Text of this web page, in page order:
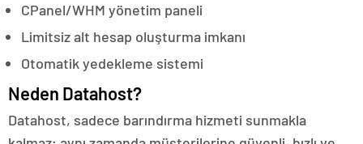
CPanel/WHM yönetim paneli
Limitsiz alt hesap oluşturma imkanı
Otomatik yedekleme sistemi
Neden Datahost?
Datahost, sadece barındırma hizmeti sunmakla